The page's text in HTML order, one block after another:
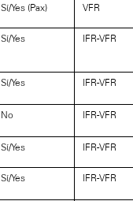
Sí/Yes (Pax) VFR
Sí/Yes IFR-VFR
Sí/Yes IFR-VFR
No IFR-VFR
Sí/Yes IFR-VFR
Sí/Yes IFR-VFR